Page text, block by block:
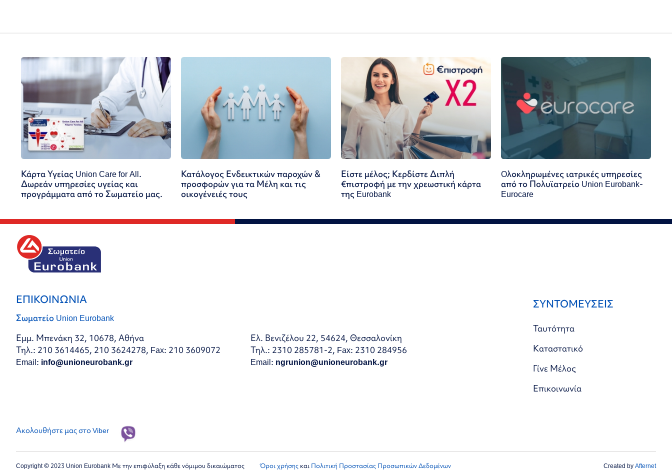
Κάρτα Υγείας Union Care for All.
Δωρεάν υπηρεσίες υγείας και
προγράμματα από το Σωματείο μας.
Κατάλογος Ενδεικτικών παροχών &
προσφορών για τα Μέλη και τις
οικογένειές τους
Είστε μέλος; Κερδίστε Διπλή
€πιστροφή με την χρεωστική κάρτα
της Eurobank
Oλοκληρωμένες ιατρικές υπηρεσίες
από το Πολυϊατρείο Union Eurobank-
Eurocare
ΕΠΙΚΟΙΝΩΝΙΑ
Σωματείο Union Eurobank
Εμμ. Μπενάκη 32, 10678, Αθήνα
Τηλ.: 210 3614465, 210 3624278, Fax: 210 3609072
Email: info@unioneurobank.gr
Ελ. Βενιζέλου 22, 54624, Θεσσαλονίκη
Τηλ.: 2310 285781-2, Fax: 2310 284956
Email: ngrunion@unioneurobank.gr
ΣΥΝΤΟΜΕΥΣΕΙΣ
Ταυτότητα
Καταστατικό
Γίνε Μέλος
Επικοινωνία
Ακολουθήστε μας στο Viber
Copyright © 2023 Union Eurobank Με την επιφύλαξη κάθε νόμιμου δικαιώματος Όροι χρήσης και Πολιτική Προστασίας Προσωπικών Δεδομένων Created byAfternet